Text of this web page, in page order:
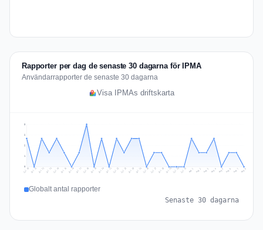
Rapporter per dag de senaste 30 dagarna för IPMA
Användarrapporter de senaste 30 dagarna
Visa IPMAs driftskarta
1
2
2
3
Jul 10 Jul 11 Jul 12 Jul 13 Jul 14 Jul 15 Jul 16 Jul 17 Jul 18 Jul 19 Jul 20 Jul 21 Jul 22 Jul 23 Jul 24 Jul 25 Jul 26 Jul 27 Jul 28 Jul 29 Jul 30 Jul 31 Aug 1 Aug 2 Aug 3 Aug 4 Aug 5 Aug 6 Aug 7 Aug 8
Globalt antal rapporter
Senaste 30 dagarna